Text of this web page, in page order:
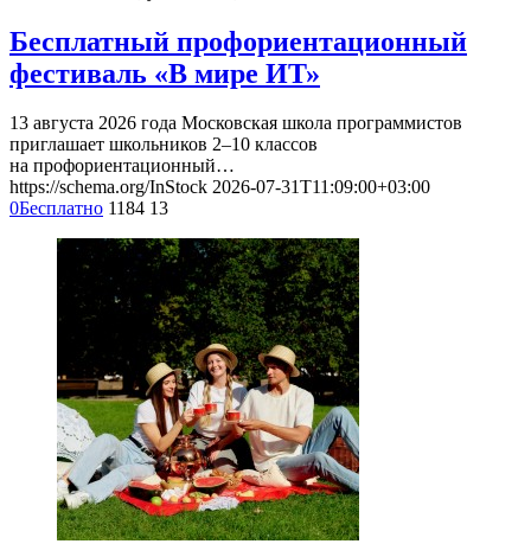
Бесплатный профориентационный
фестиваль «В мире ИТ»
13 августа 2026 года Московская школа программистов
приглашает школьников 2–10 классов
на профориентационный…
https://schema.org/InStock 2026-07-31T11:09:00+03:00
0Бесплатно 1184 13